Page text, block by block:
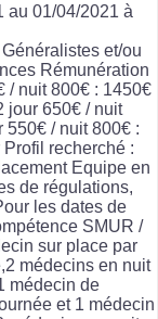
au 01/04/2021 à
et/ou
Rémunération
/ nuit 800€ : 1450€
jour 650€ / nuit
550€ / nuit 800€ :
recherché :
Equipe en
de régulations,
les dates de
SMUR /
sur place par
médecins en nuit
médecin de
et 1 médecin